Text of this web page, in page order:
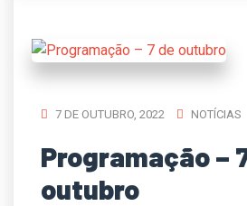
7 DE OUTUBRO, 2022 NOTÍCIAS
Programação –
outubro